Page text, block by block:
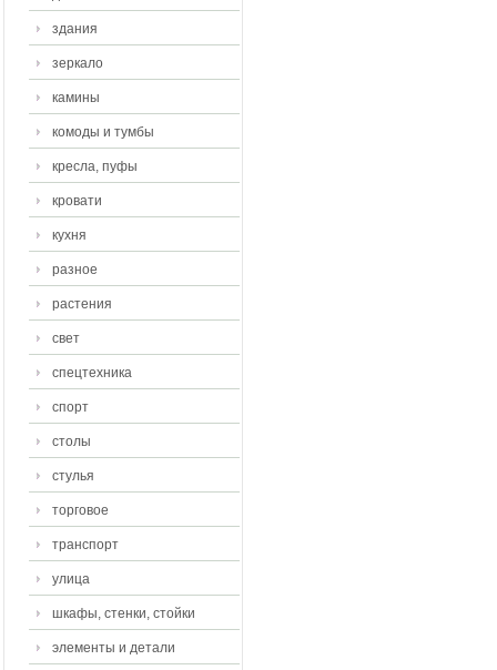
здания
зеркало
камины
комоды и тумбы
кресла, пуфы
кровати
кухня
разное
растения
свет
спецтехника
спорт
столы
стулья
торговое
транспорт
улица
шкафы, стенки, стойки
элементы и детали